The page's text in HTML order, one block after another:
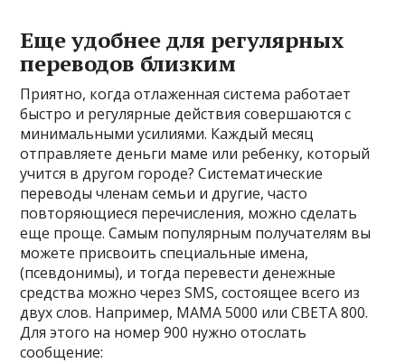
Еще удобнее для регулярных
переводов близким
Приятно, когда отлаженная система работает
быстро и регулярные действия совершаются с
минимальными усилиями. Каждый месяц
отправляете деньги маме или ребенку, который
учится в другом городе? Систематические
переводы членам семьи и другие, часто
повторяющиеся перечисления, можно сделать
еще проще. Самым популярным получателям вы
можете присвоить специальные имена,
(псевдонимы), и тогда перевести денежные
средства можно через SMS, состоящее всего из
двух слов. Например, МАМА 5000 или СВЕТА 800.
Для этого на номер 900 нужно отослать
сообщение: